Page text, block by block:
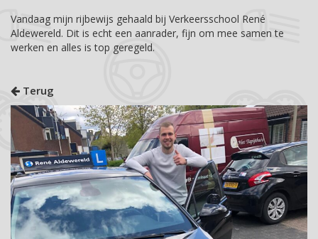
Vandaag mijn rijbewijs gehaald bij Verkeersschool René
Aldewereld. Dit is echt een aanrader, fijn om mee samen te
werken en alles is top geregeld.
Terug